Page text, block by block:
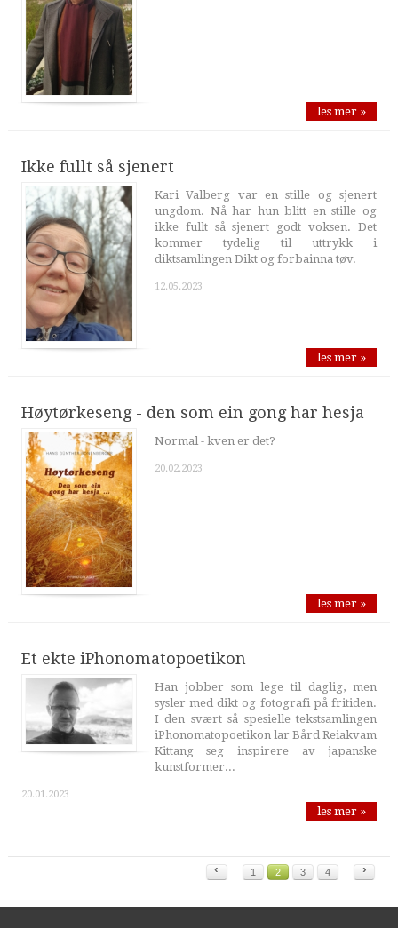
les mer »
Ikke fullt så sjenert
Kari Valberg var en stille og sjenert
ungdom. Nå har hun blitt en stille og
ikke fullt så sjenert godt voksen. Det
kommer tydelig til uttrykk i
diktsamlingen Dikt og forbainna tøv.
12.05.2023
les mer »
Høytørkeseng - den som ein gong har hesja
Normal - kven er det?
20.02.2023
les mer »
Et ekte iPhonomatopoetikon
Han jobber som lege til daglig, men
sysler med dikt og fotografi på fritiden.
I den svært så spesielle tekstsamlingen
iPhonomatopoetikon lar Bård Reiakvam
Kittang seg inspirere av japanske
kunstformer...
20.01.2023
les mer »
‹ 1 2 3 4 ›